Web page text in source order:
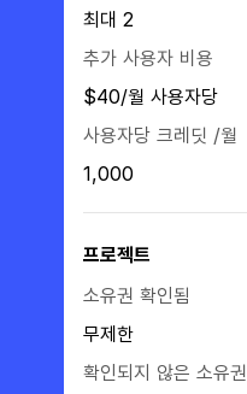
최대 2
추가 사용자 비용
$40/월 사용자당
사용자당 크레딧 /월
1,000
프로젝트
소유권 확인됨
무제한
확인되지 않은 소유권